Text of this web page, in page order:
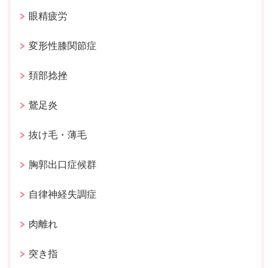
眼精疲労
変形性膝関節症
頚部捻挫
鵞足炎
抜け毛・薄毛
胸郭出口症候群
自律神経失調症
肉離れ
突き指